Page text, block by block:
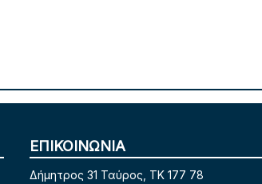
ΕΠΙΚΟΙΝΩΝΙΑ
Δήμητρος 31 Ταύρος, TK 177 78